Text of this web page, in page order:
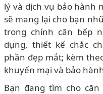
lý và dịch vụ bảo hành
sẽ mang lại cho bạn
trong chính căn bếp
dụng, thiết kế chắc
phần đẹp mắt; kèm
khuyến mại và bảo
Bạn đang tìm cho